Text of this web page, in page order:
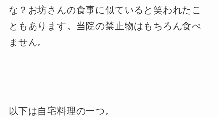
な？お坊さんの食事に似ていると笑われたこ
ともあります。当院の禁止物はもちろん食べ
ません。
以下は自宅料理の一つ。